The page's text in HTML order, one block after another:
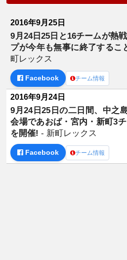
2016年9月25日
9月24日25日と16チームが熱
プが今年も無事に終了する
町レックス
Facebook チーム情報
2016年9月24日
9月24日25日の二日間、中之
会場であおば・宮内・新町3
を開催!- 新町レックス
Facebook チーム情報